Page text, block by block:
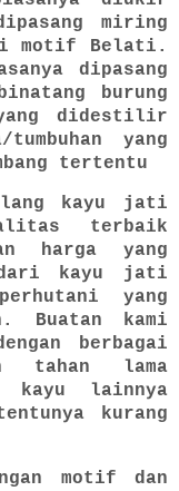
miring
motif Belati.
dipasang
burung
yang didestilir
yang
tertentu
kayu jati
terbaik
harga yang
dari kayu jati
yang
Buatan kami
berbagai
tahan lama
kayu lainnya
kurang
motif dan